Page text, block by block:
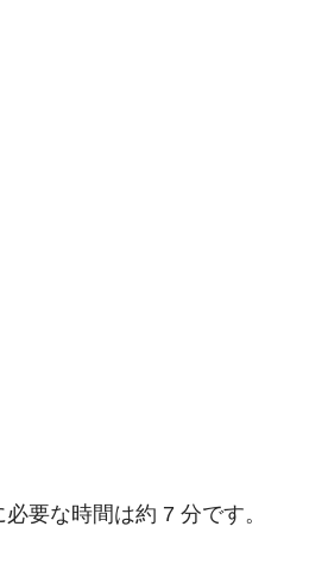
要な時間は約 7 分です。